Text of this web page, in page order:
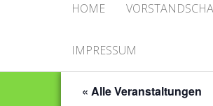
HOME
IMPRESSUM
« Alle Veranstaltungen